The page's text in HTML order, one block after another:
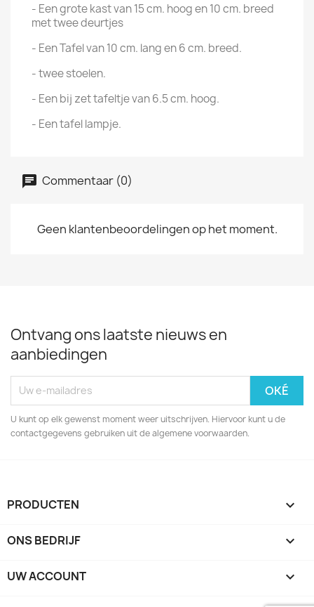
- Een grote kast van 15 cm. hoog en 10 cm. breed
met twee deurtjes
- Een Tafel van 10 cm. lang en 6 cm. breed.
- twee stoelen.
- Een bij zet tafeltje van 6.5 cm. hoog.
- Een tafel lampje.
Commentaar (0)
Geen klantenbeoordelingen op het moment.
Ontvang ons laatste nieuws en
aanbiedingen
U kunt op elk gewenst moment weer uitschrijven. Hiervoor kunt u de
contactgegevens gebruiken uit de algemene voorwaarden.
PRODUCTEN 
ONS BEDRIJF 
UW ACCOUNT 